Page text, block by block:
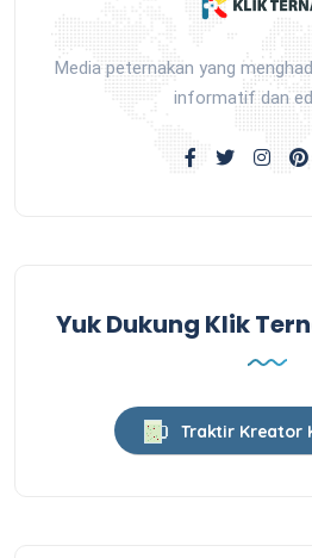
Media peternakan yang
informatif dan
Yuk Dukung Klik
Traktir Kreator